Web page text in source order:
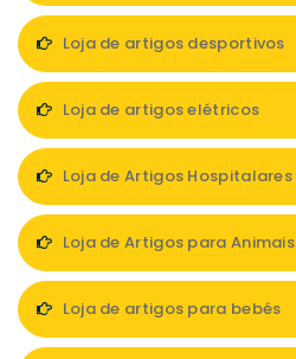
Loja de artigos desportivos
Loja de artigos elétricos
Loja de Artigos Hospitalares
Loja de Artigos para Animais
Loja de artigos para bebés